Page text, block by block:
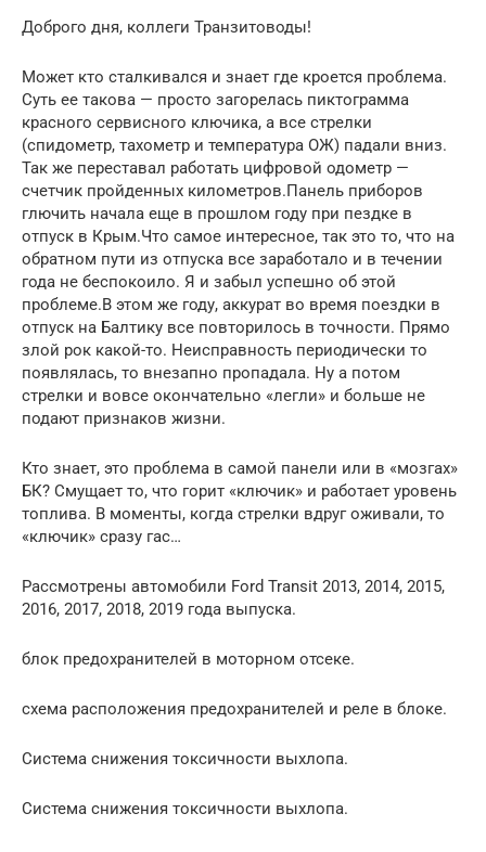
Доброго дня, коллеги Транзитоводы!
Может кто сталкивался и знает где кроется проблема.
Суть ее такова — просто загорелась пиктограмма
красного сервисного ключика, а все стрелки
(спидометр, тахометр и температура ОЖ) падали вниз.
Так же переставал работать цифровой одометр —
счетчик пройденных километров.Панель приборов
глючить начала еще в прошлом году при пездке в
отпуск в Крым.Что самое интересное, так это то, что на
обратном пути из отпуска все заработало и в течении
года не беспокоило. Я и забыл успешно об этой
проблеме.В этом же году, аккурат во время поездки в
отпуск на Балтику все повторилось в точности. Прямо
злой рок какой-то. Неисправность периодически то
появлялась, то внезапно пропадала. Ну а потом
стрелки и вовсе окончательно «легли» и больше не
подают признаков жизни.
Кто знает, это проблема в самой панели или в «мозгах»
БК? Смущает то, что горит «ключик» и работает уровень
топлива. В моменты, когда стрелки вдруг оживали, то
«ключик» сразу гас…
Рассмотрены автомобили Ford Transit 2013, 2014, 2015,
2016, 2017, 2018, 2019 года выпуска.
блок предохранителей в моторном отсеке.
схема расположения предохранителей и реле в блоке.
Система снижения токсичности выхлопа.
Система снижения токсичности выхлопа.